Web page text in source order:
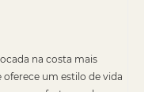
na costa mais
oferece um estilo de vida